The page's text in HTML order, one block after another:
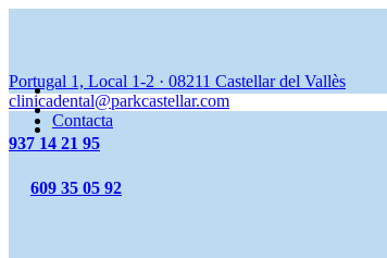
Portugal 1, Local 1-2 · 08211 Castellar del Vallès
clinicadental@parkcastellar.com
937 14 21 95
609 35 05 92
Contacta